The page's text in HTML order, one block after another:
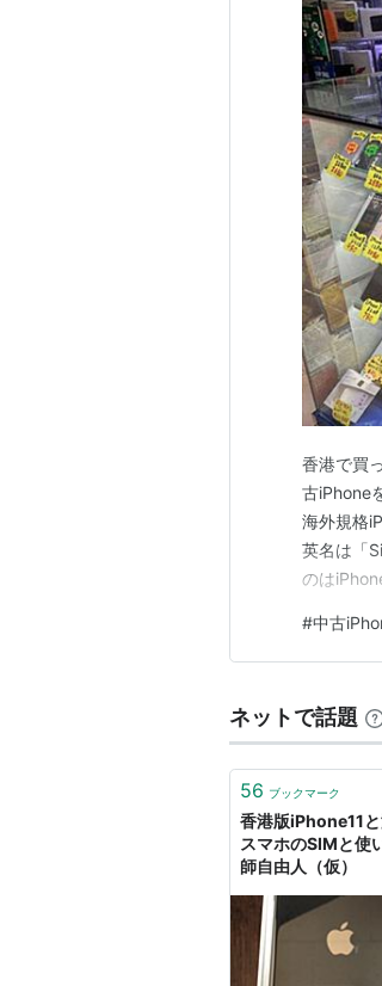
香港で買
古iPhone
海外規格
英名は「
のは
た。日本
題ない。
#中古
ネットで話題
56 ブックマーク
香港版iPhone11
スマホのSIMと使
師自由人（仮）